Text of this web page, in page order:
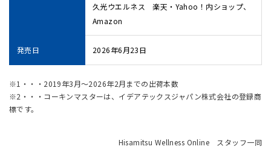
久光ウエルネス 楽天・Yahoo！内ショップ、
Amazon
発売日 2026年6月23日
※1・・・2019年3月～2026年2月までの出荷本数
※2・・・コーキンマスターは、イデアテックスジャパン株式会社の登録商
標です。
Hisamitsu Wellness Online スタッフ一同